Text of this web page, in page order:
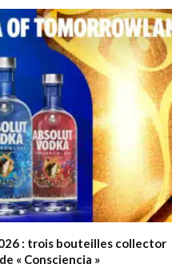
: trois bouteilles collector
« Consciencia »